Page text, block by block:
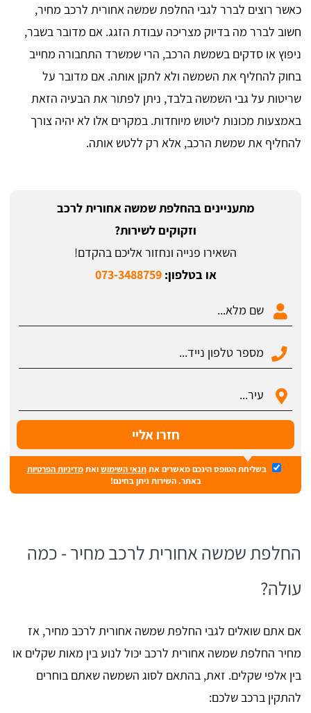
כאשר רוצים לברר לגבי החלפת שמשה אחורית לרכב מחיר,
חשוב לברר מה בדיוק מצריכה עבודת הזגג. אם מדובר בשבר,
ניפוץ או סדקים בשמשת הרכב, הרי שמשרד התחבורה מחייב
בחוק להחליף את השמשה ולא לתקן אותה. אם מדובר על
שריטות על גבי השמשה בלבד, ניתן לפתור את הבעיה הזאת
באמצעות מכונות ליטוש מיוחדות. במקרים אלו לא יהיה צורך
להחליף את שמשת הרכב, אלא רק ללטש אותה.
מתעניינים בהחלפת שמשה אחורית לרכב
וזקוקים לשירות?
השאירו פנייה ונחזור אליכם בהקדם!
או בטלפון:073-3488759
בשליחת הטופס הינכם מאשרים אתתנאי השימושואתמדיניות הפרטיות
באתר. השירות ניתן בחינם!
החלפת שמשה אחורית לרכב מחיר - כמה
עולה?
אם אתם שואלים לגבי החלפת שמשה אחורית לרכב מחיר, אז
מחיר החלפת שמשה אחורית לרכב יכול לנוע בין מאות שקלים או
בין אלפי שקלים. זאת, בהתאם לסוג השמשה שאתם בוחרים
להתקין ברכב שלכם: